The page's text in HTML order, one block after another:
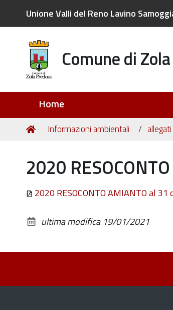
Unione Valli del Reno Lavino
Comune di
Home
Tu
Home
Informazioni ambientali
2020
2020 RESOCONTO AMIANTO al 31
ultima modifica 19/01/2021